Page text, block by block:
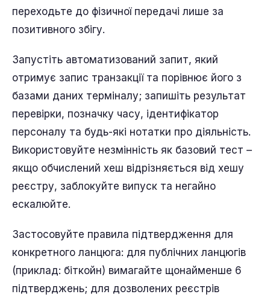
переходьте до фізичної передачі лише за
позитивного збігу.
Запустіть автоматизований запит, який
отримує запис транзакції та порівнює його з
базами даних терміналу; запишіть результат
перевірки, позначку часу, ідентифікатор
персоналу та будь-які нотатки про діяльність.
Використовуйте незмінність як базовий тест –
якщо обчислений хеш відрізняється від хешу
реєстру, заблокуйте випуск та негайно
ескалюйте.
Застосовуйте правила підтвердження для
конкретного ланцюга: для публічних ланцюгів
(приклад: біткойн) вимагайте щонайменше 6
підтверджень; для дозволених реєстрів